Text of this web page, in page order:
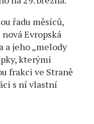
řadu měsíců,
Evropská
a jeho „melody
kterými
frakci ve Straně
s ní vlastní